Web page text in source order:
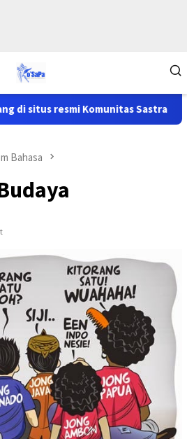
situs resmi Komunitas Sastra Papua
Bahasa